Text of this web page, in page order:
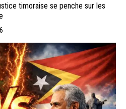
timoraise se penche sur les